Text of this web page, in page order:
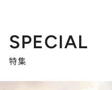
SPECIAL
特集